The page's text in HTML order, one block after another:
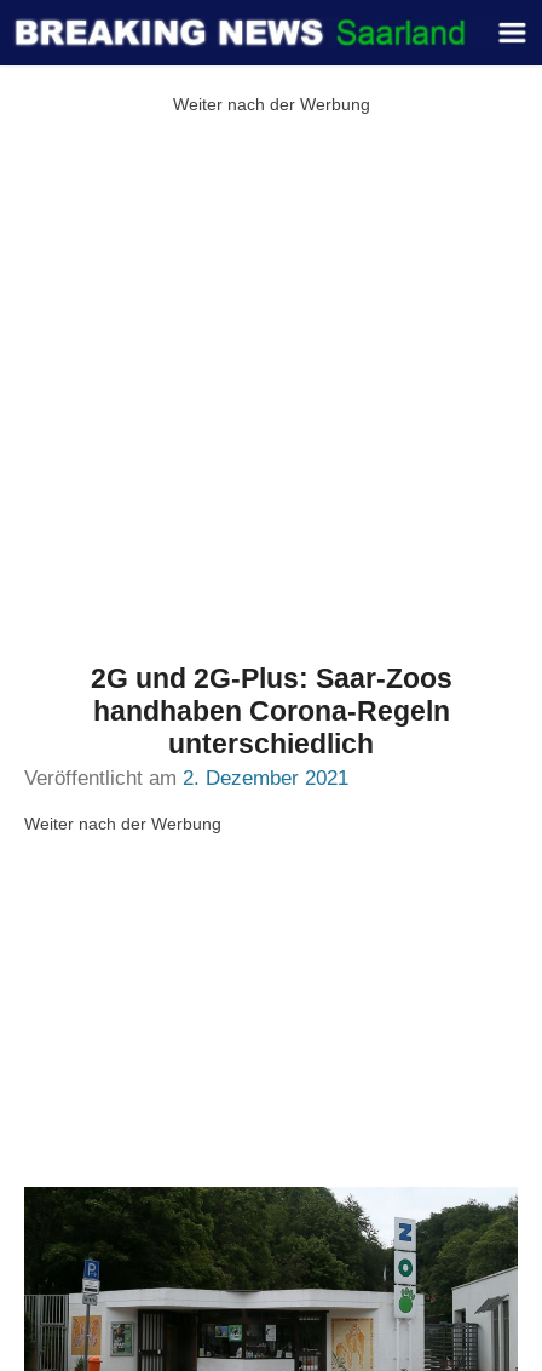
Weiter nach der Werbung
2G und 2G-Plus: Saar-Zoos
handhaben Corona-Regeln
unterschiedlich
Veröffentlicht am 2. Dezember 2021
Weiter nach der Werbung